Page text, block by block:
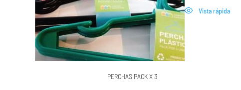
Vista rápida
PERCHAS PACK X 3